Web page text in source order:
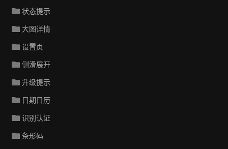
状态提示
大图详情
设置页
侧滑展开
升级提示
日期日历
识别认证
条形码